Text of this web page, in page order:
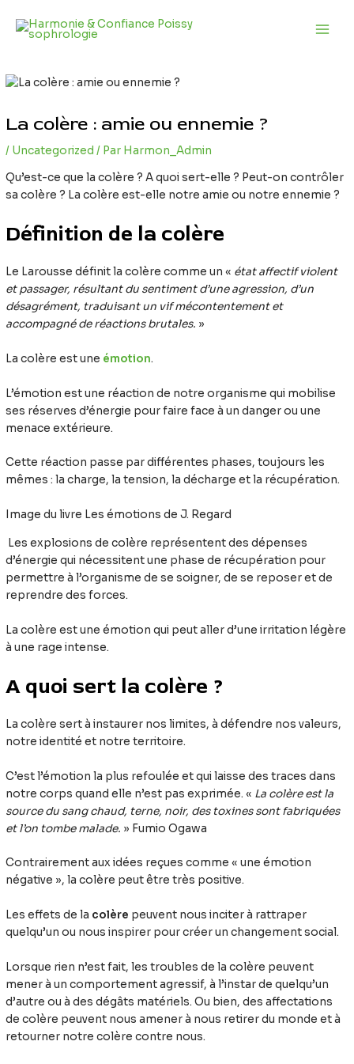
contenu
La colère : amie ou ennemie ?
/ Uncategorized / Par Harmon_Admin
Qu’est-ce que la colère ? A quoi sert-elle ? Peut-on contrôler
sa colère ? La colère est-elle notre amie ou notre ennemie ?
Définition de la colère
Le Larousse définit la colère comme un « état affectif violent
et passager, résultant du sentiment d’une agression, d’un
désagrément, traduisant un vif mécontentement et
accompagné de réactions brutales. »
La colère est une émotion.
L’émotion est une réaction de notre organisme qui mobilise
ses réserves d’énergie pour faire face à un danger ou une
menace extérieure.
Cette réaction passe par différentes phases, toujours les
mêmes : la charge, la tension, la décharge et la récupération.
Image du livre Les émotions de J. Regard
Les explosions de colère représentent des dépenses
d’énergie qui nécessitent une phase de récupération pour
permettre à l’organisme de se soigner, de se reposer et de
reprendre des forces.
La colère est une émotion qui peut aller d’une irritation légère
à une rage intense.
A quoi sert la colère ?
La colère sert à instaurer nos limites, à défendre nos valeurs,
notre identité et notre territoire.
C’est l’émotion la plus refoulée et qui laisse des traces dans
notre corps quand elle n’est pas exprimée. « La colère est la
source du sang chaud, terne, noir, des toxines sont fabriquées
et l’on tombe malade. » Fumio Ogawa
Contrairement aux idées reçues comme « une émotion
négative », la colère peut être très positive.
Les effets de la colère peuvent nous inciter à rattraper
quelqu’un ou nous inspirer pour créer un changement social.
Lorsque rien n’est fait, les troubles de la colère peuvent
mener à un comportement agressif, à l’instar de quelqu’un
d’autre ou à des dégâts matériels. Ou bien, des affectations
de colère peuvent nous amener à nous retirer du monde et à
retourner notre colère contre nous.
des
articles